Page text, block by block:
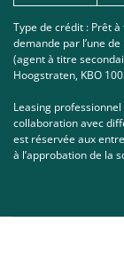
Type de crédit : Prêt
demande par l’une
(agent à titre
Hoogstraten, KBO
Leasing
collaboration avec
est réservée aux
à l’approbation de la